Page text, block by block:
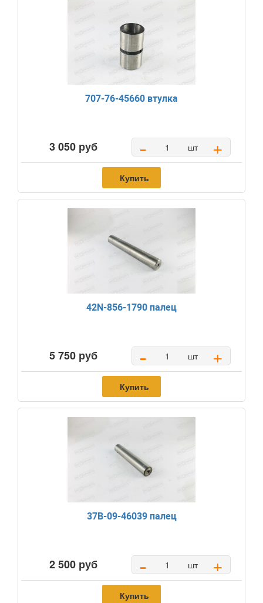
707-76-45660 втулка
3 050 руб - шт +
Купить
42N-856-1790 палец
5 750 руб - шт +
Купить
37B-09-46039 палец
2 500 руб - шт +
Купить